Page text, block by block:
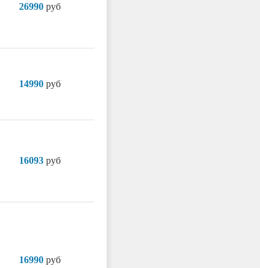
26990 руб
14990 руб
16093 руб
16990 руб